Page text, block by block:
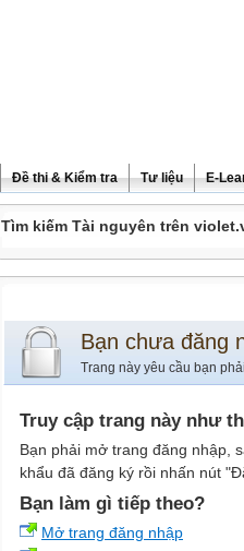
Đề thi & Kiểm tra Tư liệu E-
Tìm kiếm Tài nguyên trên
Bạn chưa đăng
Trang này yêu cầu bạn
Truy cập trang này như
Bạn phải mở trang đăng nhập,
khẩu đã đăng ký rồi nhấn nút
Bạn làm gì tiếp theo?
Mở trang đăng nhập